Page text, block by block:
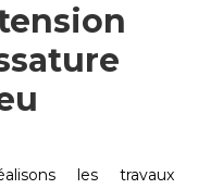
les travaux